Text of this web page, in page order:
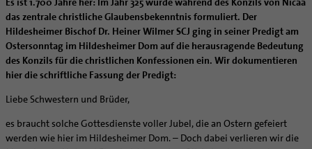
Katholisch heiraten
Hirtenwort: Ehe & Familie
Wissenswertes zur Hochzeit
Ideen für die Hochzeitsfeier
Lebensende
Patientenverfügung
Wo ist der richtige Platz zum Sterben?
Hospiz-Seelsorge
Spiritualität
Exerzitien
Kontemplation
Lebens- und Glaubensorte
Seelsorgefelder
Frauen
City- und Passanten
Begleitung und Vernetzung
Weitere Infos
Diakone
Frauenorden
Bischöfliche Stiftung Gemeinsam für das Leben
Schulpastoral
Hochschulpastoral
Religionsunterricht
Service
Bistumsarchiv
Projekte
Bestände
Buchreihen
Digitaler Lesesaal
Verein für Geschichte und Kunst im Bistum Hildesheim
Dombibliothek Hildesheim
Katholische Akademie des Bistums Hildesheim
Stärkung der Demokratie | Einsatz gegen Diskriminierung
LÜCHTENHOF
Familienbildungsstätten
Forschungsinstitut für Philosophie Hannover
Weltkirche
Bolivienpartnerschaft
Projektförderung
Internationale Freiwilligendienste
Aus dem Bistum in die Welt
missio-Regionalstelle
Bolivienpartnerschaft
Bolivienkommission
Café Bolivia
Beratung Direktpartnerschaften
Ökologische Fonds
Internationale Freiwilligendienste
Aktuelles
Rückkehrenden-Engagement (ehemalige Freiwillige)
Incoming
Katholische Büros
Schöpfungsgerecht 2035
Biologische Vielfalt
Angebote
Abenteuer Glaube
Unterstützung für Pfarreien und Einrichtungen
Prävention
Fortbildungen
Stellenangebote
Liturgie und Kirchenmusik
Lokale Kirchenentwicklung
Materialien
Aktuelles
Altersvorsorge und Ruhestand
Arbeitshilfen
Bistumsatlas
Beruf und Familie
KODA
das zentrale christliche Glaubensbekenntnis formuliert. Der
Hildesheimer Bischof Dr. Heiner Wilmer SCJ ging in seiner Predigt am
Ostersonntag im Hildesheimer Dom auf die herausragende Bedeutung
des Konzils für die christlichen Konfessionen ein. Wir dokumentieren
hier die schriftliche Fassung der Predigt:
Liebe Schwestern und Brüder,
es braucht solche Gottesdienste voller Jubel, die an Ostern gefeiert
werden wie hier im Hildesheimer Dom. – Doch dabei verlieren wir die